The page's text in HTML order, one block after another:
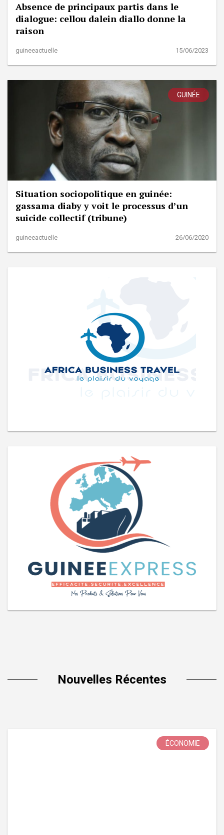
Absence de principaux partis dans le
dialogue: cellou dalein diallo donne la
raison
guineeactuelle 15/06/2023
GUINÉE
Situation sociopolitique en guinée:
gassama diaby y voit le processus d’un
suicide collectif (tribune)
guineeactuelle 26/06/2020
Nouvelles Récentes
ÉCONOMIE